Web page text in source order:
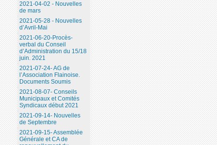
2021-04-02 - Nouvelles
de mars
2021-05-28 - Nouvelles
d’Avril-Mai
2021-06-20-Procès-
verbal du Conseil
d’Administration du 15/18
juin. 2021
2021-07-24- AG de
l’Association Flainoise.
Documents Soumis
2021-08-07- Conseils
Municipaux et Comités
Syndicaux début 2021
2021-09-14- Nouvelles
de Septembre
2021-09-15- Assemblée
Générale et CA de